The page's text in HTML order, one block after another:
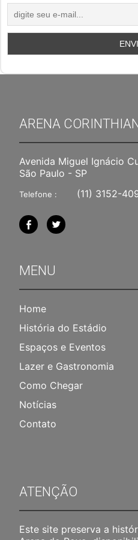
ARENA
Avenida Miguel Ignácio
São Paulo - SP
Telefone : (11) 3152-
MENU
Home
História do Estádio
Espaços e Eventos
Lazer e Gastronomia
Como Chegar
Notícias
Contato
ATENÇÃO
Este site preserva a